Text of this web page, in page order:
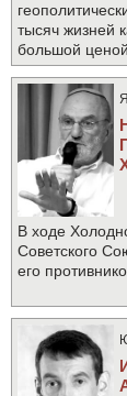
тысяч жизней
большой ценой
В ходе
Советского
его